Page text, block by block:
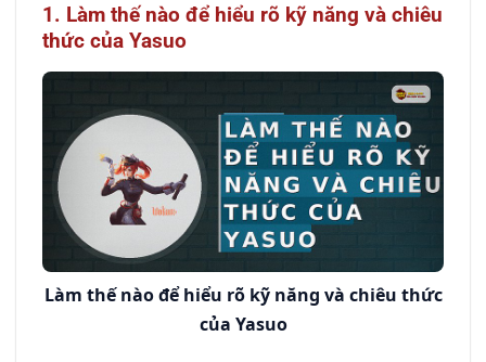
1. Làm thế nào để hiểu rõ kỹ năng và chiêu
thức của Yasuo
Làm thế nào để hiểu rõ kỹ năng và chiêu thức
của Yasuo